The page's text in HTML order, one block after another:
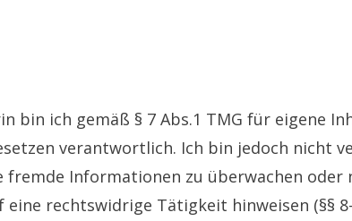
bin ich gemäß § 7 Abs.1 TMG für eigene
verantwortlich. Ich bin jedoch nicht
Informationen zu überwachen oder
rechtswidrige Tätigkeit hinweisen (§§